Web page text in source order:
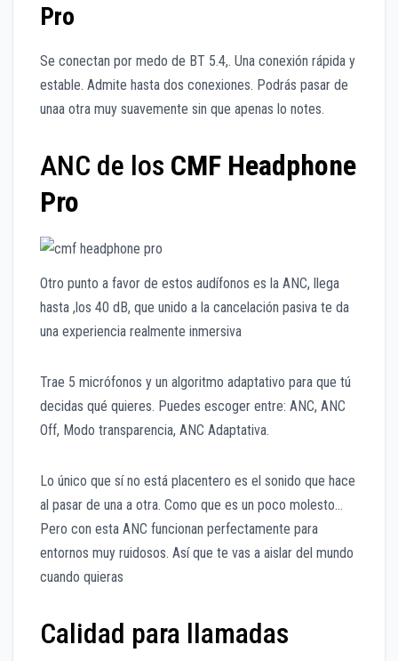
Pro
Se conectan por medo de BT 5.4,. Una conexión rápida y
estable. Admite hasta dos conexiones. Podrás pasar de
unaa otra muy suavemente sin que apenas lo notes.
ANC de los CMF Headphone
Pro
Otro punto a favor de estos audífonos es la ANC, llega
hasta ,los 40 dB, que unido a la cancelación pasiva te da
una experiencia realmente inmersiva
Trae 5 micrófonos y un algoritmo adaptativo para que tú
decidas qué quieres. Puedes escoger entre: ANC, ANC
Off, Modo transparencia, ANC Adaptativa.
Lo único que sí no está placentero es el sonido que hace
al pasar de una a otra. Como que es un poco molesto…
Pero con esta ANC funcionan perfectamente para
entornos muy ruidosos. Así que te vas a aislar del mundo
cuando quieras
Calidad para llamadas